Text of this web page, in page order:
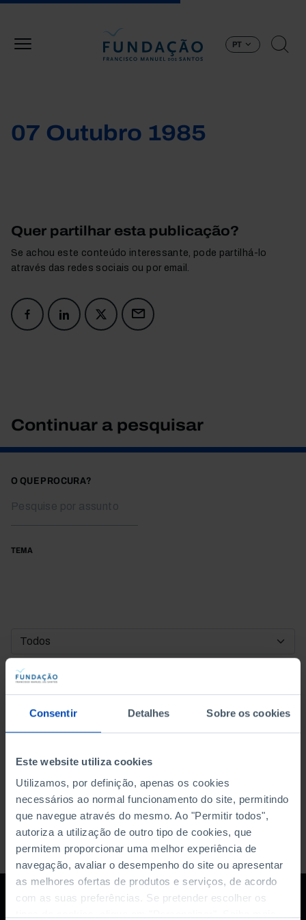
Consentir Detalhes Sobre os cookies
Este website utiliza cookies
Utilizamos, por definição, apenas os cookies
necessários ao normal funcionamento do site, permitindo
que navegue através do mesmo. Ao "Permitir todos",
autoriza a utilização de outro tipo de cookies, que
permitem proporcionar uma melhor experiência de
navegação, avaliar o desempenho do site ou apresentar
as melhores ofertas de produtos e serviços, de acordo
com as suas preferências. Se pretender escolher os
PT
07 Outubro 1985
Quer partilhar esta publicação?
Se achou este conteúdo interessante, pode partilhá-lo
através das redes sociais ou por email.
Continuar a pesquisar
O QUE PROCURA?
TEMA
DATA DE INÍCIO
DATA DE FIM